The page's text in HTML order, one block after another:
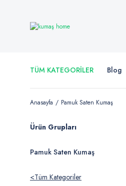
TÜM KATEGORİLER Blog
Anasayfa Pamuk Saten Kumaş
Ürün Grupları
Pamuk Saten Kumaş
Tüm Kategoriler